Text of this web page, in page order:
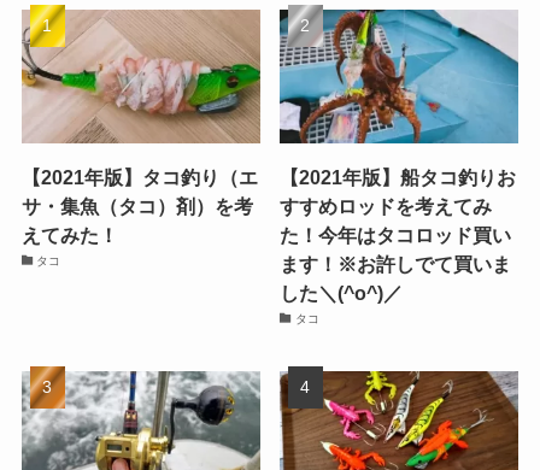
【2021年版】タコ釣り（エ
サ・集魚（タコ）剤）を考
えてみた！
タコ
【2021年版】船タコ釣りお
すすめロッドを考えてみ
た！今年はタコロッド買い
ます！※お許しでて買いま
した＼(^o^)／
タコ